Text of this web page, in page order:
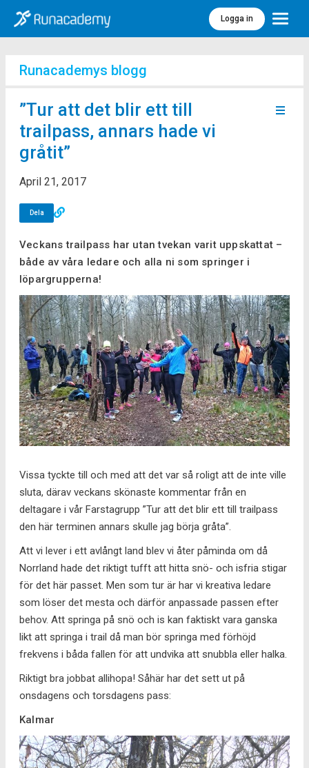
Logga in Meny
Runacademys blogg
”Tur att det blir ett till
trailpass, annars hade vi
gråtit”
April 21, 2017
Dela
Veckans trailpass har utan tvekan varit uppskattat –
både av våra ledare och alla ni som springer i
löpargrupperna!
Vissa tyckte till och med att det var så roligt att de inte ville
sluta, därav veckans skönaste kommentar från en
deltagare i vår Farstagrupp ”Tur att det blir ett till trailpass
den här terminen annars skulle jag börja gråta”.
Att vi lever i ett avlångt land blev vi åter påminda om då
Norrland hade det riktigt tufft att hitta snö- och isfria stigar
för det här passet. Men som tur är har vi kreativa ledare
som löser det mesta och därför anpassade passen efter
behov. Att springa på snö och is kan faktiskt vara ganska
likt att springa i trail då man bör springa med förhöjd
frekvens i båda fallen för att undvika att snubbla eller halka.
Riktigt bra jobbat allihopa! Såhär har det sett ut på
onsdagens och torsdagens pass:
Kalmar